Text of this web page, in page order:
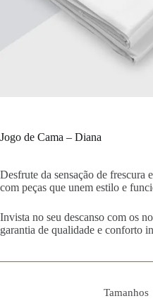
Jogo de Cama – Diana
Desfrute da sensação de frescura
com peças que unem estilo e
Invista no seu descanso com os
garantia de qualidade e conforto
Tamanhos